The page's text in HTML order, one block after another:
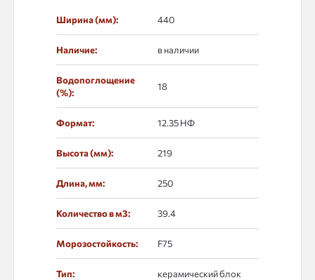
Ширина (мм): 440
Наличие: в наличии
Водопоглощение
(%):
18
Формат: 12.35 НФ
Высота (мм): 219
Длина, мм: 250
Количество в м3: 39.4
Морозостойкость: F75
Тип: керамический блок